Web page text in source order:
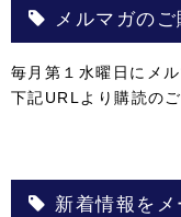
メルマガの
毎月第１水曜日にメ
下記URLより購読の
新着情報を